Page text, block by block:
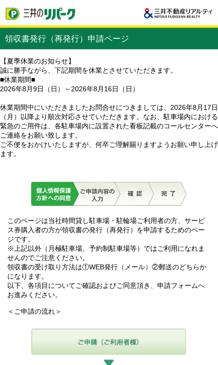
領収書発行（再発行）申請ページ
【夏季休業のお知らせ】
誠に勝手ながら、下記期間を休業とさせていただきます。
■休業期間■
2026年8月9日（日）～2026年8月16日（日）
休業期間中にいただきましたお問合せにつきましては、2026年8月17日
（月）以降より順次対応させていただきます。なお、駐車場内における
緊急のご用件は、各駐車場内に設置された看板記載のコールセンターへ
ご連絡をお願い致します。
ご不便をおかけいたしますが、何卒ご理解賜りますようお願い申し上げ
ます。
このページは当社時間貸し駐車場・駐輪場ご利用者の方、サービ
ス券購入者の方が領収書の発行（再発行）を申請するためのペー
ジです。
※上記以外（月極駐車場、予約制駐車場等）ではご利用になれま
せんのでご注意ください。
領収書の受け取り方法は①WEB発行（メール）②郵送のどちらか
になります。
以下、各項目についてご確認およびご同意頂き、申請フォームへ
お進みください。
＜ご申請の流れ＞